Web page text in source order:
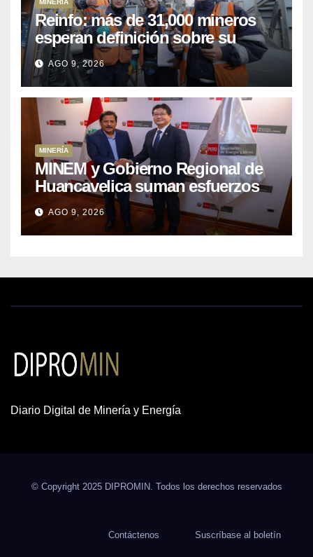
MINERÍA
Reinfo: más de 31,000 mineros
esperan definición sobre su
proceso de formalización
AGO 9, 2026
MINERÍA
MINEM y Gobierno Regional de
Huancavelica suman esfuerzos
para acelerar proyectos de
energía y poner en valor los
recursos mineros
AGO 9, 2026
Diario Digital de Minería y Energía
© Copyright 2025 DIPROMIN. Todos los derechos reservados
Contáctenos Suscríbase al boletín